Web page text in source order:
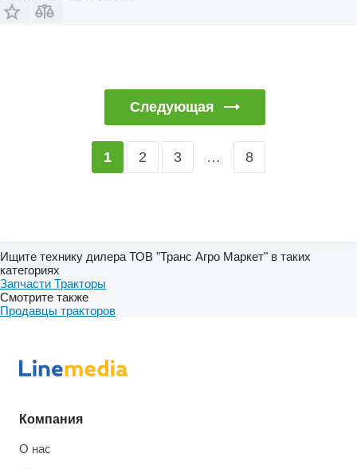
Следующая
1 2 3 … 8
Ищите технику дилера ТОВ "Транс Агро Маркет" в таких
категориях
Запчасти Тракторы
Смотрите также
Продавцы тракторов
Компания
О нас